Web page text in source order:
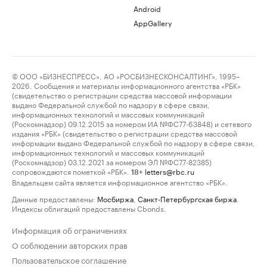
Android
AppGallery
© ООО «БИЗНЕСПРЕСС», АО «РОСБИЗНЕСКОНСАЛТИНГ», 1995–
2026. Сообщения и материалы информационного агентства «РБК»
(свидетельство о регистрации средства массовой информации
выдано Федеральной службой по надзору в сфере связи,
информационных технологий и массовых коммуникаций
(Роскомнадзор) 09.12.2015 за номером ИА №ФС77-63848) и сетевого
издания «РБК» (свидетельство о регистрации средства массовой
информации выдано Федеральной службой по надзору в сфере связи,
информационных технологий и массовых коммуникаций
(Роскомнадзор) 03.12.2021 за номером ЭЛ №ФС77-82385)
сопровождаются пометкой «РБК».
18+ letters@rbc.ru
Владельцем сайта является информационное агентство «РБК».
Данные предоставлены: Мосбиржа Санкт-Петербургская биржа
Индексы облигаций предоставлены Cbonds.
Информация об ограничениях
О соблюдении авторских прав
Пользовательское соглашение